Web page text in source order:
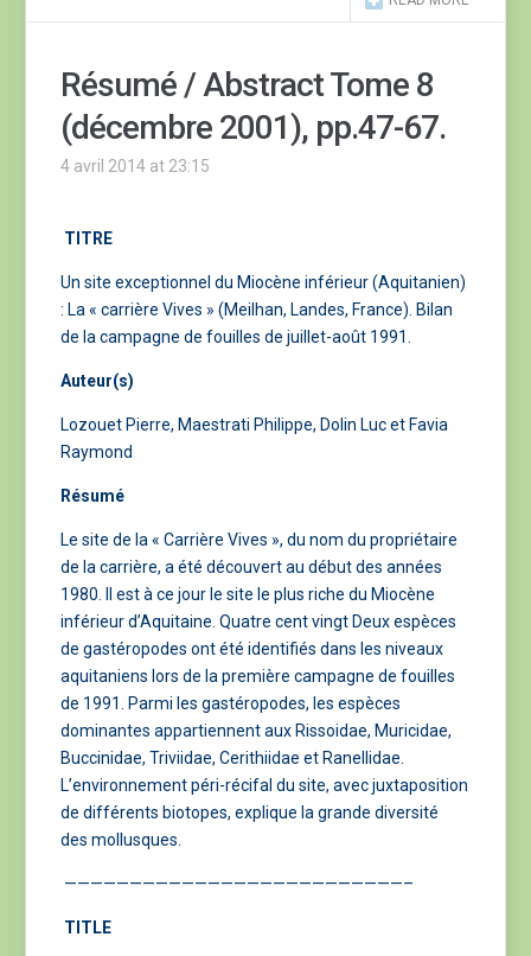
Résumé / Abstract Tome 8
(décembre 2001), pp.47-67.
4 avril 2014 at 23:15
TITRE
Un site exceptionnel du Miocène inférieur (Aquitanien)
: La « carrière Vives » (Meilhan, Landes, France). Bilan
de la campagne de fouilles de juillet-août 1991.
Auteur(s)
Lozouet Pierre, Maestrati Philippe, Dolin Luc et Favia
Raymond
Résumé
Le site de la « Carrière Vives », du nom du propriétaire
de la carrière, a été découvert au début des années
1980. Il est à ce jour le site le plus riche du Miocène
inférieur d’Aquitaine. Quatre cent vingt Deux espèces
de gastéropodes ont été identifiés dans les niveaux
aquitaniens lors de la première campagne de fouilles
de 1991. Parmi les gastéropodes, les espèces
dominantes appartiennent aux Rissoidae, Muricidae,
Buccinidae, Triviidae, Cerithiidae et Ranellidae.
L’environnement péri-récifal du site, avec juxtaposition
de différents biotopes, explique la grande diversité
des mollusques.
——————————————————————————–
TITLE